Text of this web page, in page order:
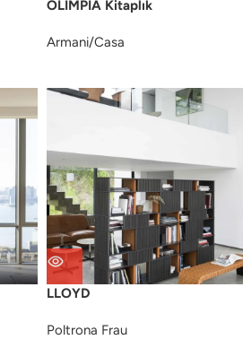
OLIMPIA Kitaplık
Armani/Casa
LLOYD
Poltrona Frau